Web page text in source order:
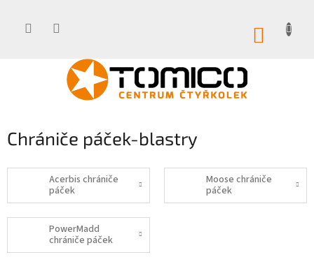
Chrániče páček-blastry
Acerbis chrániče
páček
Moose chrániče
páček
PowerMadd
chrániče páček